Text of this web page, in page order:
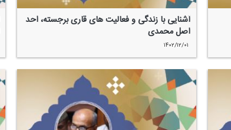
آشنایی با زندگی و فعالیت های قاری برجسته، احد
اصل محمدی
۱۴۰۲/۱۲/۰۱